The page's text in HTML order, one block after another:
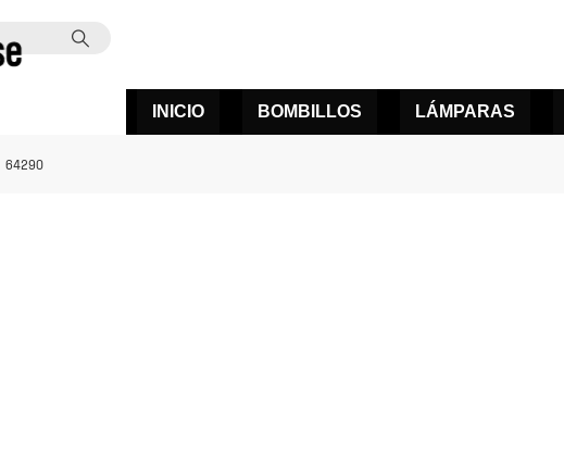
INICIO BOMBILLOS LÁMPARAS
64290